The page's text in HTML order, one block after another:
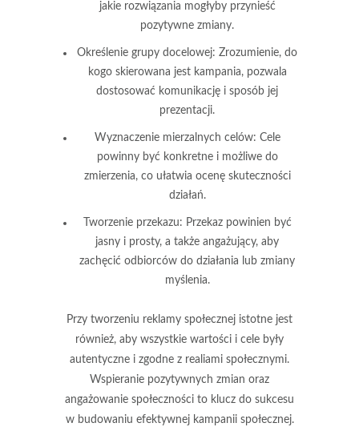
jakie rozwiązania mogłyby przynieść
pozytywne zmiany.
Określenie grupy docelowej: Zrozumienie, do
kogo skierowana jest kampania, pozwala
dostosować komunikację i sposób jej
prezentacji.
Wyznaczenie mierzalnych celów: Cele
powinny być konkretne i możliwe do
zmierzenia, co ułatwia ocenę skuteczności
działań.
Tworzenie przekazu: Przekaz powinien być
jasny i prosty, a także angażujący, aby
zachęcić odbiorców do działania lub zmiany
myślenia.
Przy tworzeniu reklamy społecznej istotne jest
również, aby wszystkie wartości i cele były
autentyczne i zgodne z realiami społecznymi.
Wspieranie pozytywnych zmian oraz
angażowanie społeczności to klucz do sukcesu
w budowaniu efektywnej kampanii społecznej.